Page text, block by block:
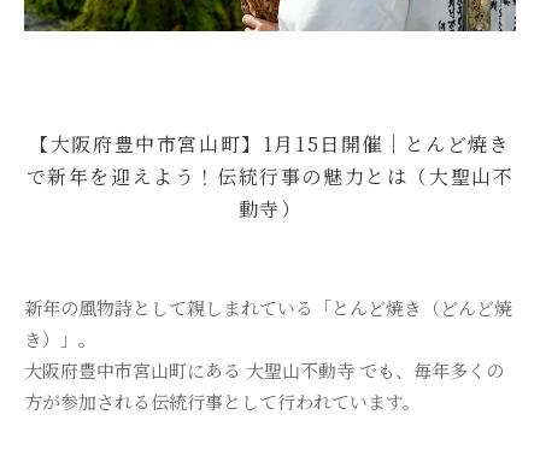
【大阪府豊中市宮山町】1月15日開催｜とんど焼き
で新年を迎えよう！伝統行事の魅力とは（大聖山不
動寺）
新年の風物詩として親しまれている「とんど焼き（どんど焼
き）」。
大阪府豊中市宮山町にある 大聖山不動寺 でも、毎年多くの
方が参加される伝統行事として行われています。